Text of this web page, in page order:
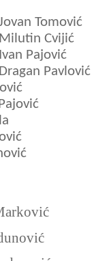
Tomović
Cvijić
Pajović
Pavlović